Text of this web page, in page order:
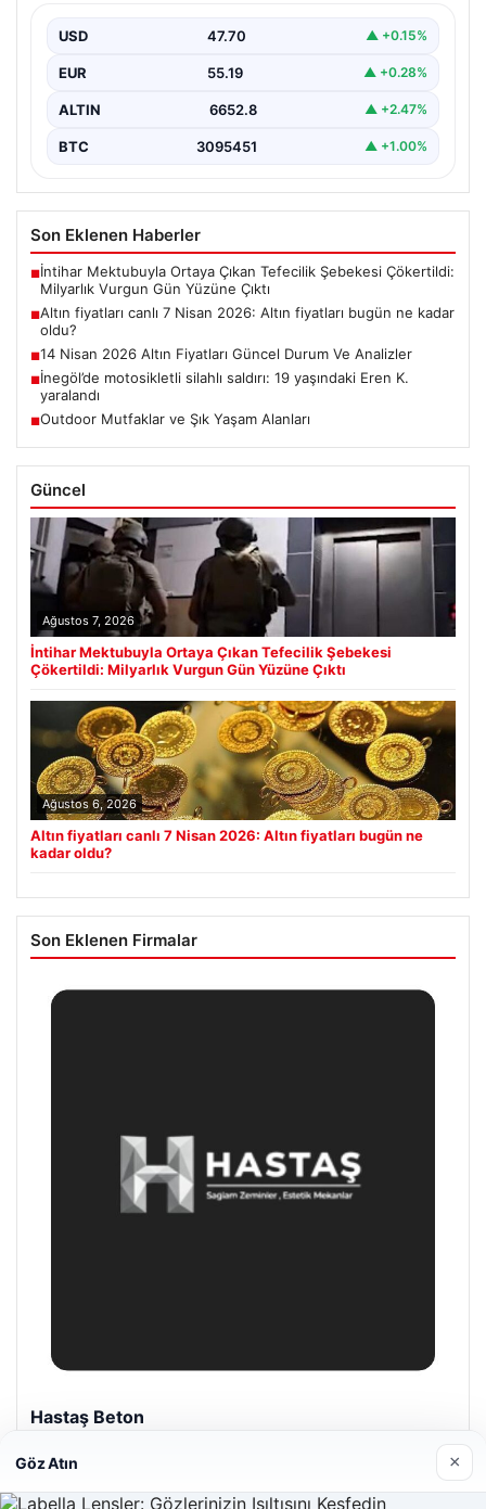
USD 47.70 ▲ +0.15%
EUR 55.19 ▲ +0.28%
ALTIN 6652.8 ▲ +2.47%
BTC 3095451 ▲ +1.00%
Son Eklenen Haberler
■İntihar Mektubuyla Ortaya Çıkan Tefecilik Şebekesi Çökertildi:
Milyarlık Vurgun Gün Yüzüne Çıktı
■Altın fiyatları canlı 7 Nisan 2026: Altın fiyatları bugün ne kadar
oldu?
■14 Nisan 2026 Altın Fiyatları Güncel Durum Ve Analizler
■İnegöl’de motosikletli silahlı saldırı: 19 yaşındaki Eren K.
yaralandı
■Outdoor Mutfaklar ve Şık Yaşam Alanları
Güncel
Ağustos 7, 2026
İntihar Mektubuyla Ortaya Çıkan Tefecilik Şebekesi
Çökertildi: Milyarlık Vurgun Gün Yüzüne Çıktı
Ağustos 6, 2026
Altın fiyatları canlı 7 Nisan 2026: Altın fiyatları bugün ne
kadar oldu?
Son Eklenen Firmalar
Prenses Night Club
Göz Atın ×